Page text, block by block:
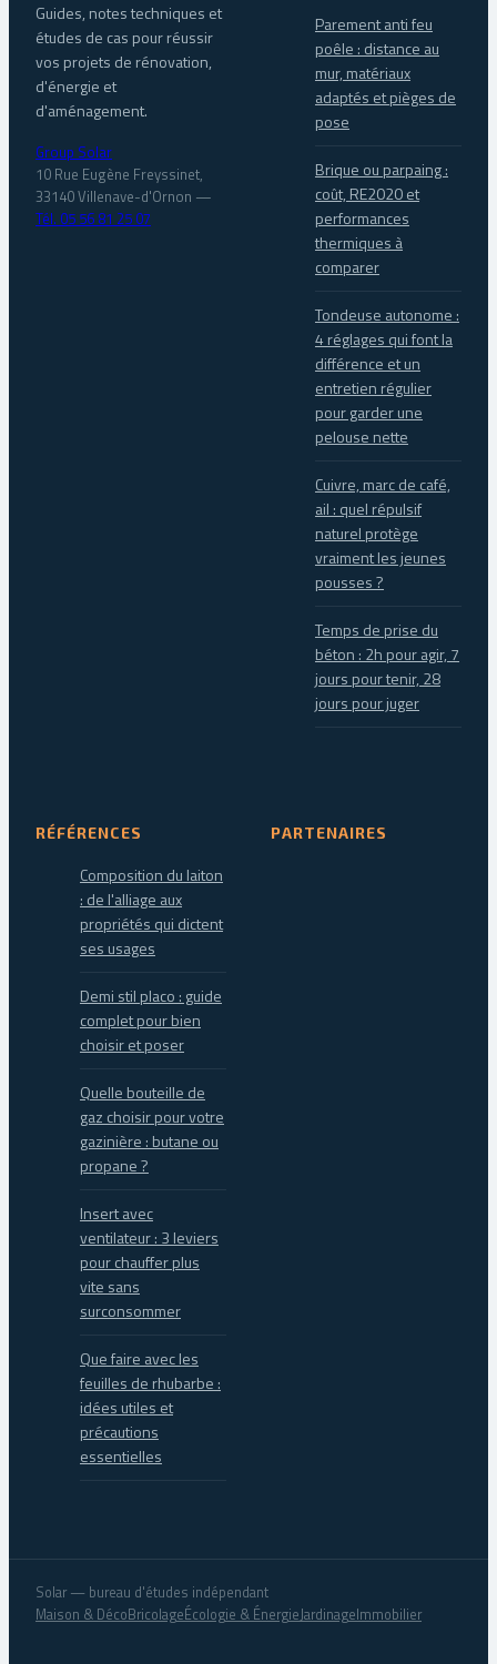
Guides, notes techniques et
études de cas pour réussir
vos projets de rénovation,
d'énergie et
d'aménagement.
Group Solar
10 Rue Eugène Freyssinet,
33140 Villenave-d'Ornon —
Tél. 05 56 81 25 07
Parement anti feu
poêle : distance au
mur, matériaux
adaptés et pièges de
pose
Brique ou parpaing :
coût, RE2020 et
performances
thermiques à
comparer
Tondeuse autonome :
4 réglages qui font la
différence et un
entretien régulier
pour garder une
pelouse nette
Cuivre, marc de café,
ail : quel répulsif
naturel protège
vraiment les jeunes
pousses ?
Temps de prise du
béton : 2h pour agir, 7
jours pour tenir, 28
jours pour juger
RÉFÉRENCES
Composition du laiton
: de l'alliage aux
propriétés qui dictent
ses usages
Demi stil placo : guide
complet pour bien
choisir et poser
Quelle bouteille de
gaz choisir pour votre
gazinière : butane ou
propane ?
Insert avec
ventilateur : 3 leviers
pour chauffer plus
vite sans
surconsommer
Que faire avec les
feuilles de rhubarbe :
idées utiles et
précautions
essentielles
PARTENAIRES
Solar — bureau d'études indépendant
Maison & DécoBricolageÉcologie & ÉnergieJardinageImmobilier